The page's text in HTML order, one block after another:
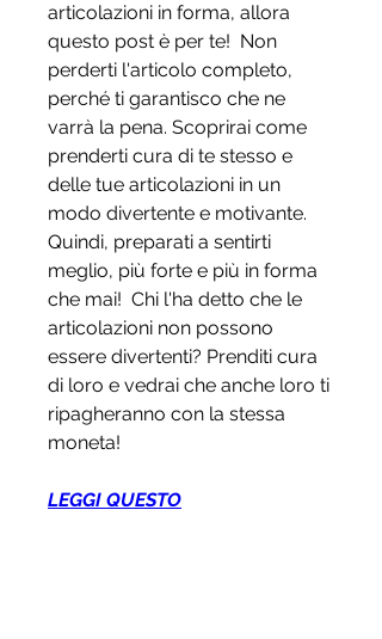
articolazioni in forma, allora
questo post è per te!  Non
perderti l'articolo completo,
perché ti garantisco che ne
varrà la pena. Scoprirai come
prenderti cura di te stesso e
delle tue articolazioni in un
modo divertente e motivante.
Quindi, preparati a sentirti
meglio, più forte e più in forma
che mai!  Chi l'ha detto che le
articolazioni non possono
essere divertenti? Prenditi cura
di loro e vedrai che anche loro ti
ripagheranno con la stessa
moneta!
LEGGI QUESTO